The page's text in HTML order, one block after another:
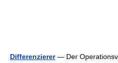
Differenzierer— Der